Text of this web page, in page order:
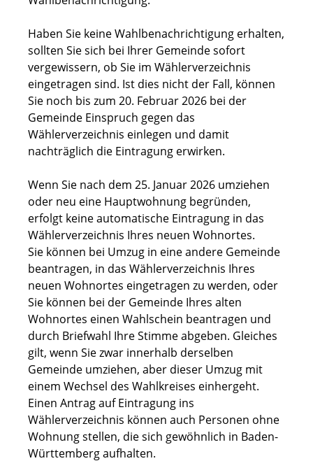
Haben Sie keine Wahlbenachrichtigung erhalten,
sollten Sie sich bei Ihrer Gemeinde sofort
vergewissern, ob Sie im Wählerverzeichnis
eingetragen sind. Ist dies nicht der Fall, können
Sie noch bis zum 20. Februar 2026 bei der
Gemeinde Einspruch gegen das
Wählerverzeichnis einlegen und damit
nachträglich die Eintragung erwirken.
Wenn Sie nach dem 25. Januar 2026 umziehen
oder neu eine Hauptwohnung begründen,
erfolgt keine automatische Eintragung in das
Wählerverzeichnis Ihres neuen Wohnortes.
Sie können bei Umzug in eine andere Gemeinde
beantragen, in das Wählerverzeichnis Ihres
neuen Wohnortes eingetragen zu werden, oder
Sie können bei der Gemeinde Ihres alten
Wohnortes einen Wahlschein beantragen und
durch Briefwahl Ihre Stimme abgeben. Gleiches
gilt, wenn Sie zwar innerhalb derselben
Gemeinde umziehen, aber dieser Umzug mit
einem Wechsel des Wahlkreises einhergeht.
Einen Antrag auf Eintragung ins
Wählerverzeichnis können auch Personen ohne
Wohnung stellen, die sich gewöhnlich in Baden-
Württemberg aufhalten.